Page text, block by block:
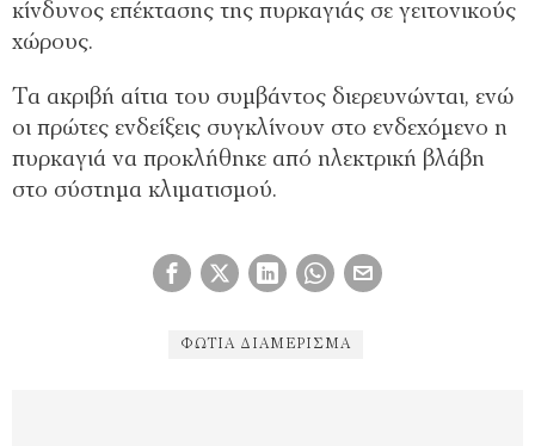
κίνδυνος επέκτασης της πυρκαγιάς σε γειτονικούς
χώρους.
Τα ακριβή αίτια του συμβάντος διερευνώνται, ενώ
οι πρώτες ενδείξεις συγκλίνουν στο ενδεχόμενο η
πυρκαγιά να προκλήθηκε από ηλεκτρική βλάβη
στο σύστημα κλιματισμού.
ΦΩΤΙΑ ΔΙΑΜΈΡΙΣΜΑ